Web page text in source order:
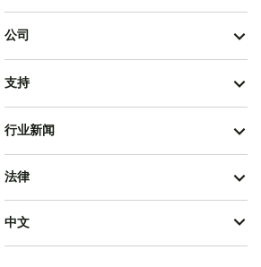
公司
支持
行业新闻
法律
中文